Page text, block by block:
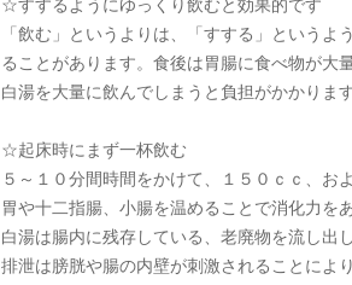
☆すするようにゆっくり飲むと効果的です
「飲む」というよりは、「すする」という
ることがあります。食後は胃腸に食べ物が大
白湯を大量に飲んでしまうと負担がかかりま
☆起床時にまず一杯飲む
５～１０分間時間をかけて、１５０ｃｃ、お
胃や十二指腸、小腸を温めることで消化力を
白湯は腸内に残存している、老廃物を流し出
排泄は膀胱や腸の内壁が刺激されることによ